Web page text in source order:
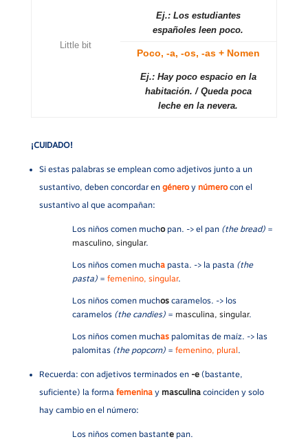
Little bit
Ej.: Los estudiantes
españoles leen poco.
Poco, -a, -os, -as + Nomen
Ej.: Hay poco espacio en la
habitación. / Queda poca
leche en la nevera.
¡CUIDADO!
Si estas palabras se emplean como adjetivos junto a un
sustantivo, deben concordar en géneroy número con el
sustantivo al que acompañan:
Los niños comen muchopan. -> el pan (the bread)=
masculino, singular.
Los niños comen muchapasta. -> la pasta (the
pasta)= femenino, singular.
Los niños comen muchoscaramelos. -> los
caramelos (the candies)= masculina, singular.
Los niños comen muchas palomitas de maíz. -> las
palomitas (the popcorn)= femenino, plural.
Recuerda: con adjetivos terminados en -e(bastante,
suficiente) la forma femeninay masculinacoinciden y solo
hay cambio en el número:
Los niños comen bastantepan.